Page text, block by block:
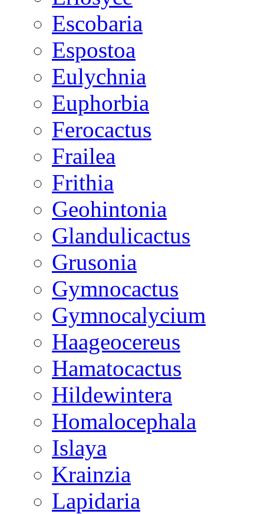
Escobaria
Espostoa
Eulychnia
Euphorbia
Ferocactus
Frailea
Frithia
Geohintonia
Glandulicactus
Grusonia
Gymnocactus
Gymnocalycium
Haageocereus
Hamatocactus
Hildewintera
Homalocephala
Islaya
Krainzia
Lapidaria